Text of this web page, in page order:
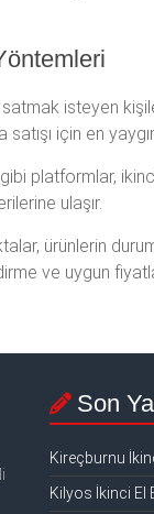
satmak isteyen
için en
platformlar, ikinci
ulaşır.
ürünlerin
ve uygun
Son
Kireçburnu
Kilyos İkinci El